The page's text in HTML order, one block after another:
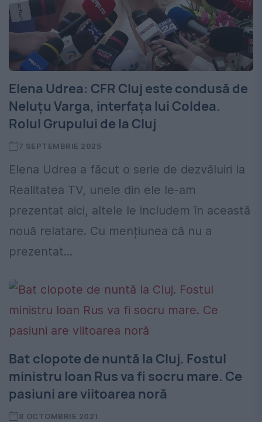
Elena Udrea: CFR Cluj este condusă de
Neluțu Varga, interfața lui Coldea.
Rolul Grupului de la Cluj
7 SEPTEMBRIE 2025
Elena Udrea a făcut o serie de dezvăluiri la
Realitatea TV, unele din ele le-am
prezentat aici, altele le includem în această
nouă relatare. Cu mențiunea că nu a
prezentat...
Bat clopote de nuntă la Cluj. Fostul
ministru Ioan Rus va fi socru mare. Ce
pasiuni are viitoarea noră
8 OCTOMBRIE 2021